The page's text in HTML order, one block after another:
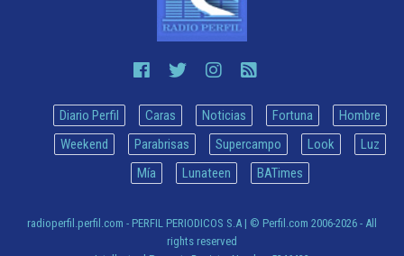
Diario Perfil Caras Noticias Fortuna
Hombre
Weekend
Parabrisas Supercampo Look
Luz
Mía
Lunateen BATimes
radioperfil.perfil.com - PERFIL PERIODICOS S.A | © Perfil.com 2006-2026 - All
rights reserved